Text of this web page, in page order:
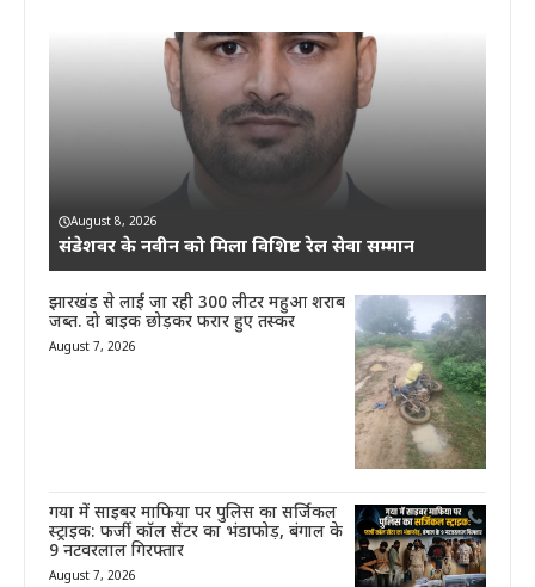
August 8, 2026
संडेशवर के नवीन को मिला विशिष्ट रेल सेवा सम्मान
झारखंड से लाई जा रही 300 लीटर महुआ शराब
जब्त. दो बाइक छोड़कर फरार हुए तस्कर
August 7, 2026
गया में साइबर माफिया पर पुलिस का सर्जिकल
स्ट्राइक: फर्जी कॉल सेंटर का भंडाफोड़, बंगाल के
9 नटवरलाल गिरफ्तार
August 7, 2026